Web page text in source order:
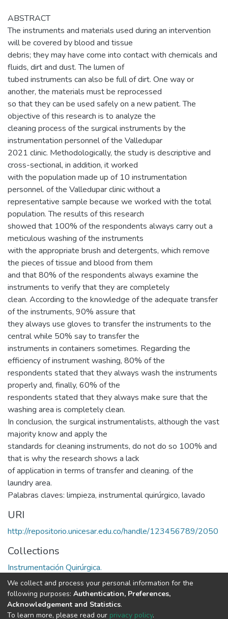
ABSTRACT
The instruments and materials used during an intervention
will be covered by blood and tissue
debris; they may have come into contact with chemicals and
fluids, dirt and dust. The lumen of
tubed instruments can also be full of dirt. One way or
another, the materials must be reprocessed
so that they can be used safely on a new patient. The
objective of this research is to analyze the
cleaning process of the surgical instruments by the
instrumentation personnel of the Valledupar
2021 clinic. Methodologically, the study is descriptive and
cross-sectional, in addition, it worked
with the population made up of 10 instrumentation
personnel. of the Valledupar clinic without a
representative sample because we worked with the total
population. The results of this research
showed that 100% of the respondents always carry out a
meticulous washing of the instruments
with the appropriate brush and detergents, which remove
the pieces of tissue and blood from them
and that 80% of the respondents always examine the
instruments to verify that they are completely
clean. According to the knowledge of the adequate transfer
of the instruments, 90% assure that
they always use gloves to transfer the instruments to the
central while 50% say to transfer the
instruments in containers sometimes. Regarding the
efficiency of instrument washing, 80% of the
respondents stated that they always wash the instruments
properly and, finally, 60% of the
respondents stated that they always make sure that the
washing area is completely clean.
In conclusion, the surgical instrumentalists, although the vast
majority know and apply the
standards for cleaning instruments, do not do so 100% and
that is why the research shows a lack
of application in terms of transfer and cleaning. of the
laundry area.
Palabras claves: limpieza, instrumental quirúrgico, lavado
URI
http://repositorio.unicesar.edu.co/handle/123456789/2050
Collections
Instrumentación Quirúrgica.
Full item page
We collect and process your personal information for the
following purposes: Authentication, Preferences,
Acknowledgement and Statistics.
To learn more, please read our privacy policy.